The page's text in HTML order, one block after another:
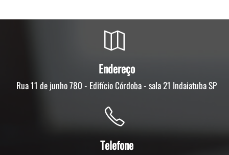
Endereço
Rua 11 de junho780- Edifício Córdoba - sala 21 IndaiatubaSP
Telefone